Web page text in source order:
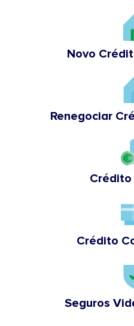
Novo
Renegociar
Crédito
Crédito
Seguros